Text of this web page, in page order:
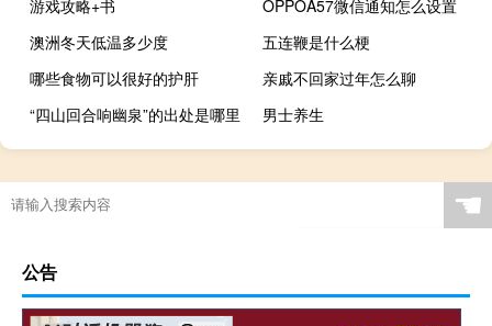
游戏攻略+书
OPPOA57微信通知怎么设置
澳洲冬天低温多少度
五连鞭是什么梗
哪些食物可以很好的护肝
亲戚不回家过年怎么聊
“四山回合响幽泉”的出处是哪里
男士养生
☚
公告